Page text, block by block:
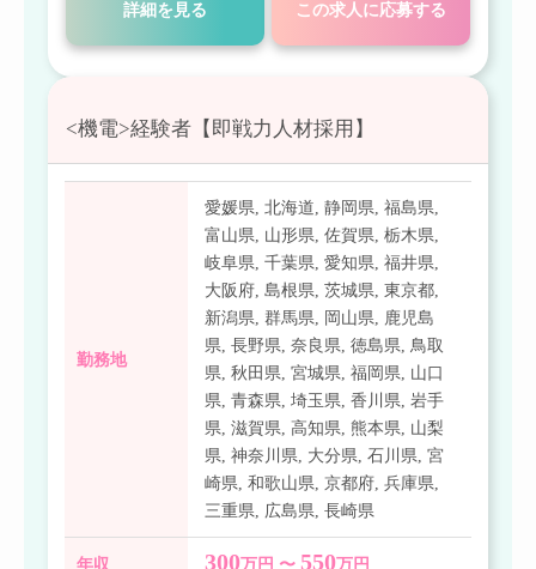
詳細を見る この求人に応募する
<機電>経験者【即戦力人材採用】
勤務地
愛媛県,北海道,静岡県,福島県,
富山県, 山形県,佐賀県,栃木県,
岐阜県,千葉県,愛知県,福井県,
大阪府,島根県,茨城県,東京都,
新潟県,群馬県, 岡山県, 鹿児島
県,長野県,奈良県,徳島県,鳥取
県,秋田県,宮城県,福岡県, 山口
県,青森県,埼玉県,香川県,岩手
県,滋賀県, 高知県,熊本県, 山梨
県,神奈川県, 大分県,石川県,宮
崎県,和歌山県,京都府,兵庫県,
三重県, 広島県,長崎県
年収 300万円 〜 550万円